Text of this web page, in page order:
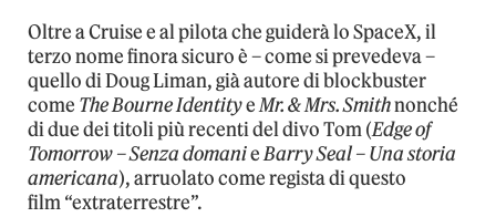
Oltre a Cruise e al pilota che guiderà lo SpaceX, il
terzo nome finora sicuro è – come si prevedeva –
quello di Doug Liman, già autore di blockbuster
come The Bourne IdentityeMr. & Mrs. Smithnonché
di due dei titoli più recenti del divo Tom (Edge of
Tomorrow – Senza domanieBarry Seal – Una storia
americana), arruolato come regista di questo
film “extraterrestre”.